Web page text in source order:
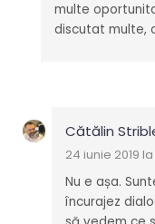
multe
discutat multe,
Cătălin
24 iunie 2019 la
Nu e așa.
încurajez